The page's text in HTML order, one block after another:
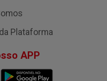
Plataforma
APP